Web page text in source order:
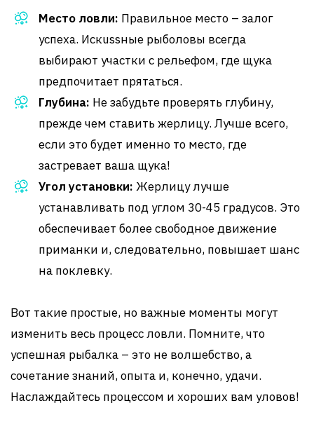
Место ловли: Правильное место – залог
успеха. Искussные рыболовы всегда
выбирают участки с рельефом, где щука
предпочитает прятаться.
Глубина: Не забудьте проверять глубину,
прежде чем ставить жерлицу. Лучше всего,
если это будет именно то место, где
застревает ваша щука!
Угол установки: Жерлицу лучше
устанавливать под углом 30-45 градусов. Это
обеспечивает более свободное движение
приманки и, следовательно, повышает шанс
на поклевку.
Вот такие простые, но важные моменты могут
изменить весь процесс ловли. Помните, что
успешная рыбалка – это не волшебство, а
сочетание знаний, опыта и, конечно, удачи.
Наслаждайтесь процессом и хороших вам уловов!